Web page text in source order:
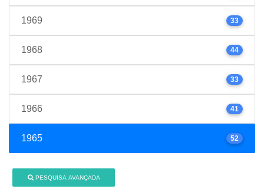
1969 33
1968 44
1967 33
1966 41
1965 52
PESQUISA AVANÇADA